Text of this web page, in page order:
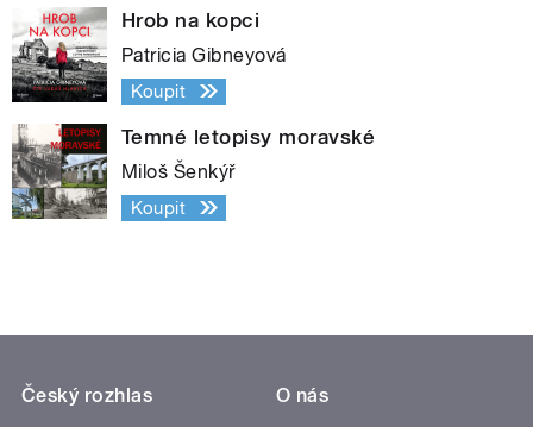
Hrob na kopci
Patricia Gibneyová
Koupit
Temné letopisy moravské
Miloš Šenkýř
Koupit
Český rozhlas
O nás